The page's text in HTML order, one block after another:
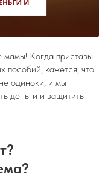
мамы! Когда приставы
пособий, кажется, что
одиноки, и мы
деньги и защитить